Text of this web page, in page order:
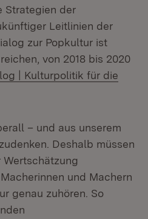
Strategien der
Leitlinien der
zur Popkultur ist
von 2018 bis 2020
| Kulturpolitik für die
– und aus unserem
Deshalb müssen
und Machern
genau zuhören. So